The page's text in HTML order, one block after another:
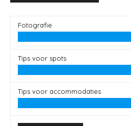
Fotografie
Tips voor spots
Tips voor accommodaties